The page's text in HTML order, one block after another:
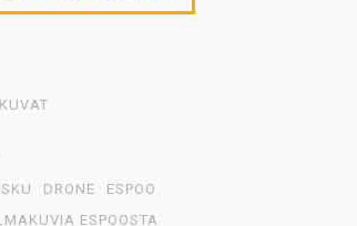
DRONE
ESPOO
ESPOOSTA